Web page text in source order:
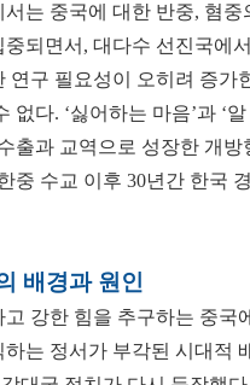
는 중국에 대한 반중, 혐
되면서, 대다수 선진국에
연구 필요성이 오히려 증
없다. ‘싫어하는 마음’과 ‘
출과 교역으로 성장한 개
중 수교 이후 30년간 한국
배경과 원인
강한 힘을 추구하는 중
는 정서가 부각된 시대적